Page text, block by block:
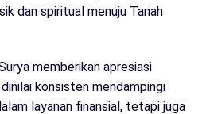
dan spiritual menuju Tanah
memberikan apresiasi
konsisten mendampingi
layanan finansial, tetapi juga